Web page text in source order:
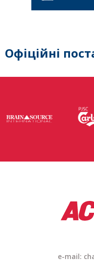
Офіційні
e-mail: